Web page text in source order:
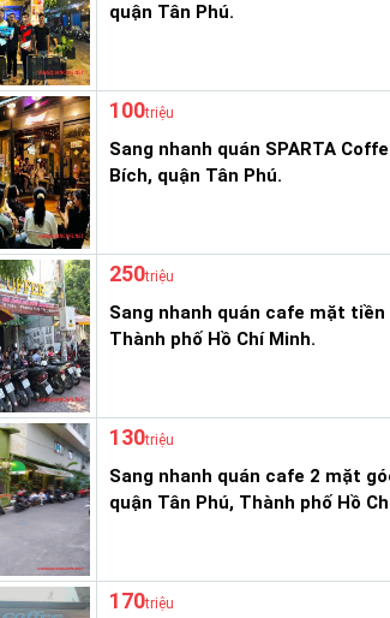
quận Tân Phú.
100triệu
Sang nhanh quán SPARTA
Bích, quận Tân Phú.
250triệu
Sang nhanh quán cafe mặt tiền
Thành phố Hồ Chí Minh.
130triệu
Sang nhanh quán cafe 2 mặt
quận Tân Phú, Thành phố Hồ
170triệu